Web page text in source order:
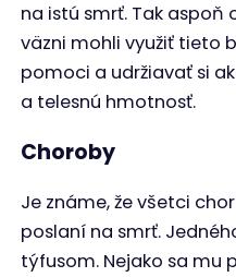
na istú smrť. Tak aspoň
väzni mohli využiť tieto
pomoci a udržiavať si
a telesnú hmotnosť.
Choroby
Je známe, že všetci
poslaní na smrť.
týfusom. Nejako sa mu